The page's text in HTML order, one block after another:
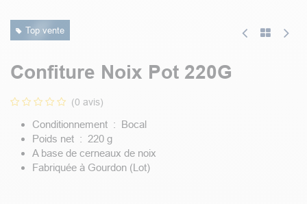
Top vente
Confiture Noix Pot 220G
(0 avis)
Conditionnement : Bocal
Poids net : 220 g
A base de cerneaux de noix
Fabriquée à Gourdon (Lot)